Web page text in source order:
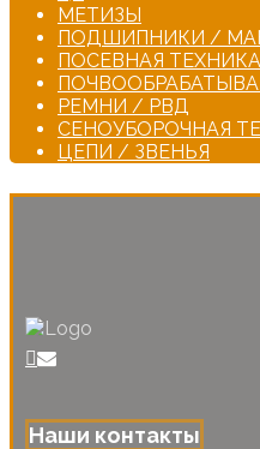
МЕТИЗЫ
ПОДШИПНИКИ /
ПОСЕВНАЯ ТЕХНИКА
РЕМНИ / РВД
СЕНОУБОРОЧНАЯ
ЦЕПИ / ЗВЕНЬЯ
Наши контакты